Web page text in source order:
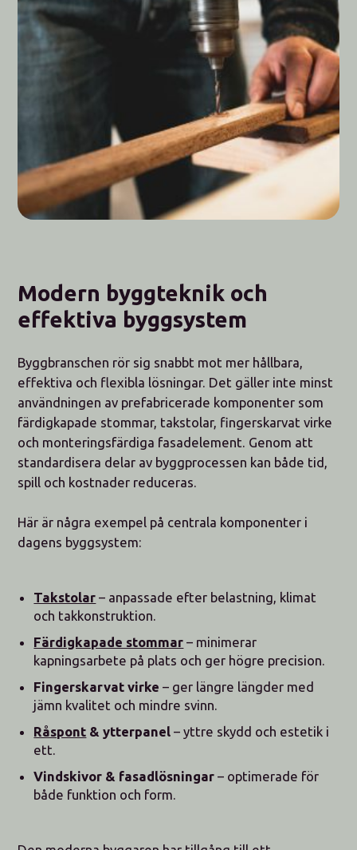
Modern byggteknik och
effektiva byggsystem
Byggbranschen rör sig snabbt mot mer hållbara,
effektiva och flexibla lösningar. Det gäller inte minst
användningen av prefabricerade komponenter som
färdigkapade stommar, takstolar, fingerskarvat virke
och monteringsfärdiga fasadelement. Genom att
standardisera delar av byggprocessen kan både tid,
spill och kostnader reduceras.
Här är några exempel på centrala komponenter i
dagens byggsystem:
Takstolar – anpassade efter belastning, klimat
och takkonstruktion.
Färdigkapade stommar – minimerar
kapningsarbete på plats och ger högre precision.
Fingerskarvat virke – ger längre längder med
jämn kvalitet och mindre svinn.
Råspont & ytterpanel – yttre skydd och estetik i
ett.
Vindskivor & fasadlösningar – optimerade för
både funktion och form.